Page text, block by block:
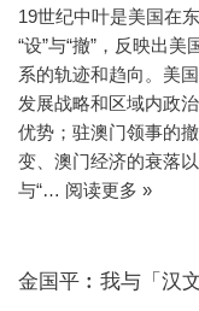
19世纪中叶是美国在
“设”与“撤”，反映出
系的轨迹和趋向。美
发展战略和区域内政
优势；驻澳门领事的
变、澳门经济的衰落
与“… 阅读更多 »
金国平︰我与「汉